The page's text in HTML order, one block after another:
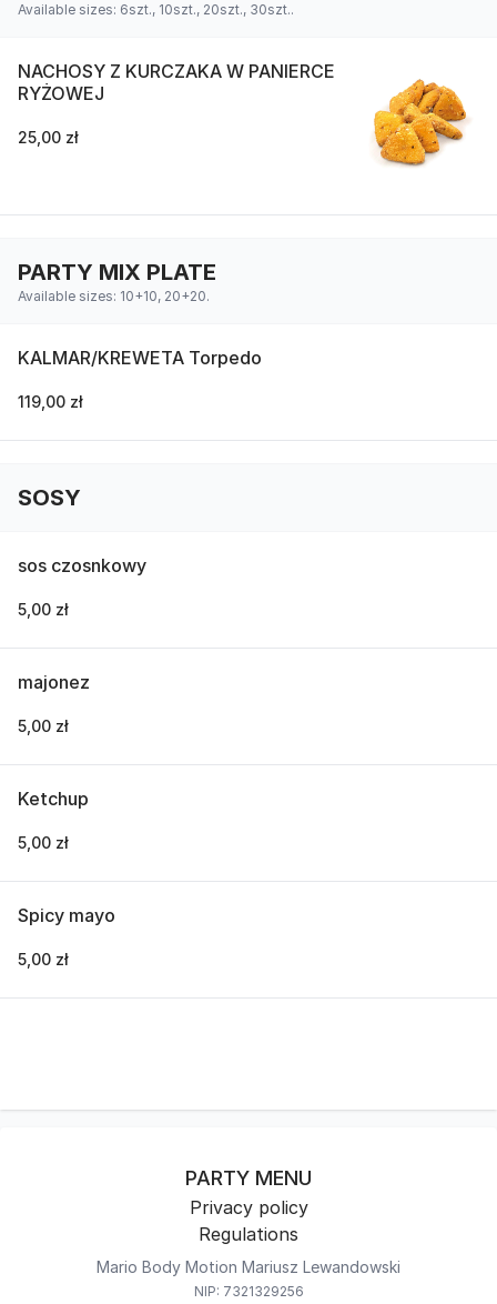
Available sizes: 6szt., 10szt., 20szt., 30szt..
NACHOSY Z KURCZAKA W PANIERCE
RYŻOWEJ
25,00 zł
PARTY MIX PLATE
Available sizes: 10+10, 20+20.
KALMAR/KREWETA Torpedo
119,00 zł
SOSY
sos czosnkowy
5,00 zł
majonez
5,00 zł
Ketchup
5,00 zł
Spicy mayo
5,00 zł
PARTY MENU
Privacy policy
Regulations
Mario Body Motion Mariusz Lewandowski
NIP: 7321329256